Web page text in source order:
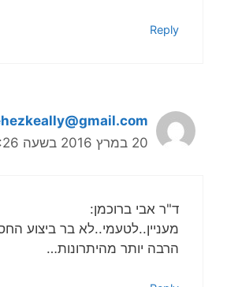
Reply
20 במרץ 2016 בשעה 16:26
ד"ר אבי ברוכמן:
מעניין..לטעמי..לא בר ביצוע
הרבה יותר מהיתרונות…